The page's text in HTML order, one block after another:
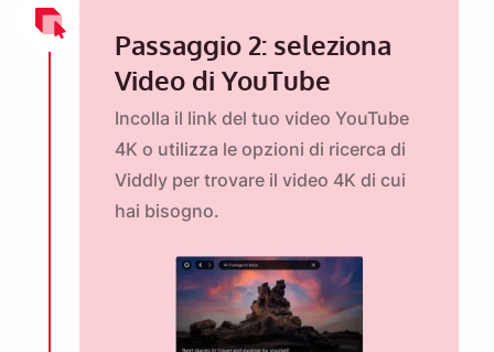
Passaggio 2: seleziona
Video di YouTube
Incolla il link del tuo video YouTube
4K o utilizza le opzioni di ricerca di
Viddly per trovare il video 4K di cui
hai bisogno.